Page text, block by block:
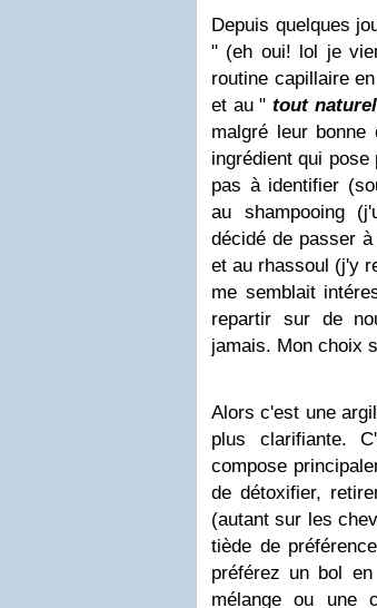
Depuis quelques
" (eh oui! lol je
routine capillaire
et au "tout naturel
malgré leur
ingrédient qui
pas à identifier
au shampooing
décidé de passer
et au rhassoul (j'y
me semblait
repartir sur de
jamais. Mon choix
Alors c'est une
plus clarifiante.
compose
de détoxifier,
(autant sur les
tiède de
préférez un bol
mélange ou une